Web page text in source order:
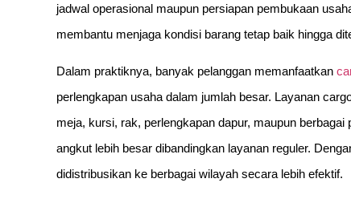
jadwal operasional maupun persiapan pembukaan
membantu menjaga kondisi barang tetap baik hingga
Dalam praktiknya, banyak pelanggan memanfaatkan
perlengkapan usaha dalam jumlah besar. Layanan
meja, kursi, rak, perlengkapan dapur, maupun
angkut lebih besar dibandingkan layanan reguler.
didistribusikan ke berbagai wilayah secara lebih efektif.